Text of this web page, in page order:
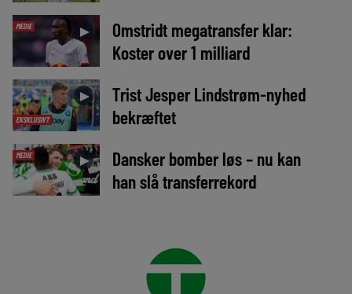
MEDIE ►
Omstridt megatransfer klar:
Koster over 1 milliard
EKSKLUSIVT
►
Trist Jesper Lindstrøm-nyhed
bekræftet
MEDIE ►
Dansker bomber løs – nu kan
han slå transferrekord